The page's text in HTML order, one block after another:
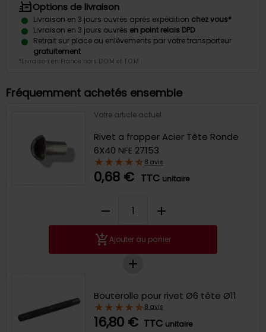
Options de livraison
Livraison en 3 jours ouvrés après expédition chez vous*
Livraison en 3 jours ouvrés en point relais DPD
Retrait sur place ou enlèvements par votre transporteur
gratuitement
*Livraison en France hors D.O.M et T.O.M
Fréquemment achetés ensemble
Votre article actuel :
Rivet a frapper Acier Tête Ronde
6X40 NFE 27153
8 avis
0,68 € TTC unitaire
remove add
Ajouter au panier
Bouterolle pour rivet Ø6 tête Ø11
8 avis
16,80 € TTC unitaire